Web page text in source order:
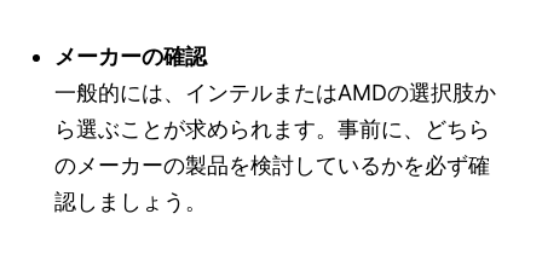
メーカーの確認
一般的には、インテルまたはAMDの選択肢か
ら選ぶことが求められます。事前に、どちら
のメーカーの製品を検討しているかを必ず確
認しましょう。